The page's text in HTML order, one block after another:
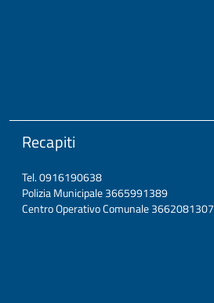
Recapiti
Tel. 0916190638
Polizia Municipale 3665991389
Centro Operativo Comunale 3662081307